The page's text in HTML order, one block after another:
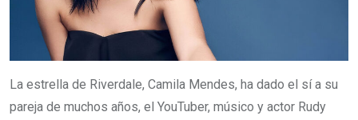
La estrella de Riverdale, Camila Mendes, ha dado el sí a su
pareja de muchos años, el YouTuber, músico y actor Rudy